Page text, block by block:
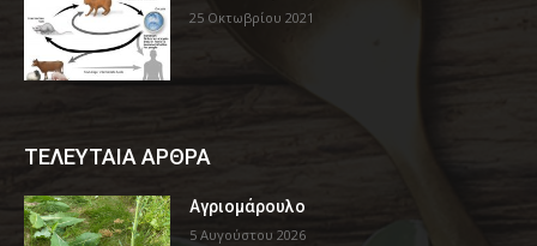
25 Οκτωβρίου 2021
ΤΕΛΕΥΤΑΙΑ ΑΡΘΡΑ
Αγριομάρουλο
5 Αυγούστου 2026